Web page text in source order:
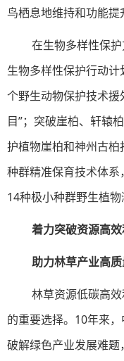
鸟栖息地维持和功能提
在生物多样性保
生物多样性保护行动
个野生动物保护技术
目”；突破崖柏、轩辕
护植物崖柏和神州古
种群精准保育技术体
14种极小种群野生植物
着力突破资源高
助力林草产业高
林草资源低碳高
的重要选择。10年来，
破解绿色产业发展难